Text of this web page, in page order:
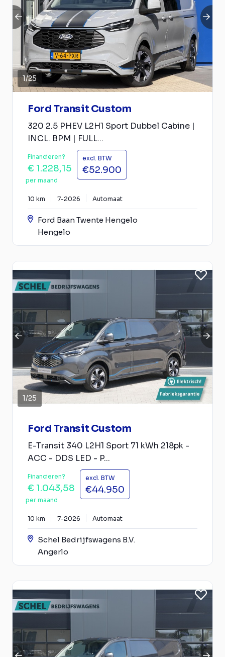
1/25
Ford Transit Custom
320 2.5 PHEV L2H1 Sport Dubbel Cabine |
INCL. BPM | FULL...
Financieren?
€ 1.228,15
per maand
excl. BTW
€52.900
10 km 7-2026 Automaat
Ford Baan Twente Hengelo
Hengelo
1/25
Ford Transit Custom
E-Transit 340 L2H1 Sport 71 kWh 218pk -
ACC - DDS LED - P...
Financieren?
€ 1.043,58
per maand
excl. BTW
€44.950
10 km 7-2026 Automaat
Schel Bedrijfswagens B.V.
Angerlo